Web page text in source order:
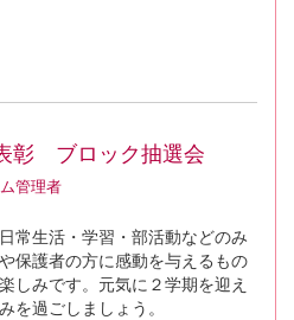
彰 ブロック抽選会
管理者
常生活・学習・部活動などのみ
保護者の方に感動を与えるもの
しみです。元気に２学期を迎え
を過ごしましょう。